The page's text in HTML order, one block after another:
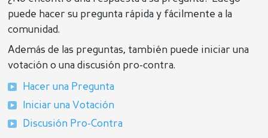
puede hacer su pregunta rápida y fácilmente a la
comunidad.
Además de las preguntas, también puede iniciar una
votación o una discusión pro-contra.
Hacer una Pregunta
Iniciar una Votación
Discusión Pro-Contra